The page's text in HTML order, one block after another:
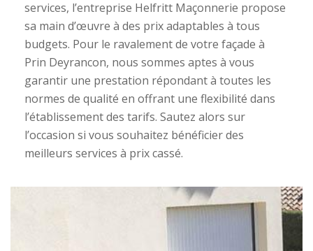
services, l’entreprise Helfritt Maçonnerie propose
sa main d’œuvre à des prix adaptables à tous
budgets. Pour le ravalement de votre façade à
Prin Deyrancon, nous sommes aptes à vous
garantir une prestation répondant à toutes les
normes de qualité en offrant une flexibilité dans
l’établissement des tarifs. Sautez alors sur
l’occasion si vous souhaitez bénéficier des
meilleurs services à prix cassé.